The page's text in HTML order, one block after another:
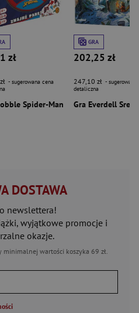
zł
- sugerowana cena
Spider-Man
GRA
202,25 zł
247,10 zł - sugerowana
detaliczna
DOSTAWA
newslettera!
wyjątkowe promocje i
okazje.
minimalnej wartości koszyka 69 zł.